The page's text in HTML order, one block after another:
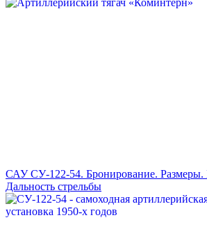
САУ СУ-122-54. Бронирование. Размеры.
Дальность стрельбы